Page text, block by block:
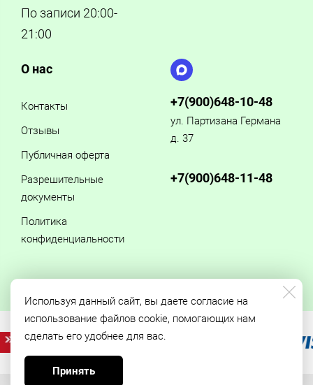
Используя данный сайт, вы даете согласие на
использование файлов cookie, помогающих нам
сделать его удобнее для вас.
Принять
По записи 20:00-
21:00
О нас
Контакты
Отзывы
Публичная оферта
Разрешительные
документы
Политика
конфиденциальности
+7(900)648-10-48
ул. Партизана Германа
д. 37
+7(900)648-11-48